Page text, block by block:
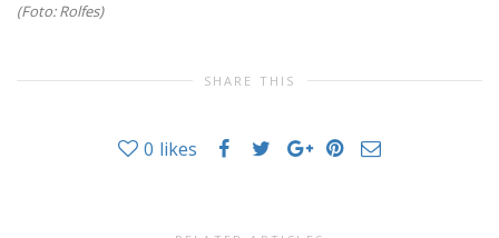
(Foto: Rolfes)
SHARE THIS
0 likes